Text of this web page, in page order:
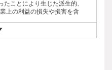
主催者の判断により強制退
ベント自体への参加を希望
てもイベント参加を希望す
ことにより生じた派生的、
上の利益の損失や損害を含
も、主催および事務局は一切
予めご了承ください。